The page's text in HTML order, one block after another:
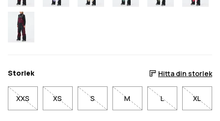
Storlek Hitta din storlek
XXS XS S M L XL